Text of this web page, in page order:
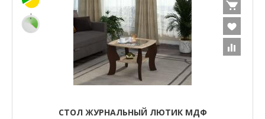
СТОЛ ЖУРНАЛЬНЫЙ ЛЮТИК МДФ